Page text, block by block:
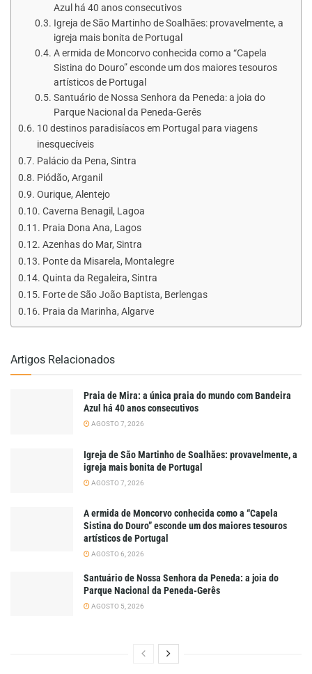
Azul há 40 anos consecutivos
Igreja de São Martinho de Soalhães: provavelmente, a
igreja mais bonita de Portugal
A ermida de Moncorvo conhecida como a “Capela
Sistina do Douro” esconde um dos maiores tesouros
artísticos de Portugal
Santuário de Nossa Senhora da Peneda: a joia do
Parque Nacional da Peneda-Gerês
10 destinos paradisíacos em Portugal para viagens
inesquecíveis
Palácio da Pena, Sintra
Piódão, Arganil
Ourique, Alentejo
Caverna Benagil, Lagoa
Praia Dona Ana, Lagos
Azenhas do Mar, Sintra
Ponte da Misarela, Montalegre
Quinta da Regaleira, Sintra
Forte de São João Baptista, Berlengas
Praia da Marinha, Algarve
Artigos Relacionados
Praia de Mira: a única praia do mundo com Bandeira
Azul há 40 anos consecutivos
AGOSTO 7, 2026
Igreja de São Martinho de Soalhães: provavelmente, a
igreja mais bonita de Portugal
AGOSTO 7, 2026
A ermida de Moncorvo conhecida como a “Capela
Sistina do Douro” esconde um dos maiores tesouros
artísticos de Portugal
AGOSTO 6, 2026
Santuário de Nossa Senhora da Peneda: a joia do
Parque Nacional da Peneda-Gerês
AGOSTO 5, 2026